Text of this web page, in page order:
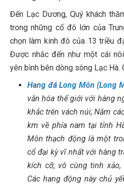
Đến Lạc Dương, Quý khách
trong những cố đô lớn của
chọn làm kinh đô của 13 triều
Được nhắc đến như một cái
yên bình bên dòng sông Lạc Hà.
Hang đá Long Môn (Long
văn hóa thế giới với hàng
khắc trên vách núi; Nằm
km về phía nam tại tỉnh
Môn thạch động là một
cổ đại kỳ vĩ nhất với hàng
kích cỡ, vô cùng tinh
Các hang động này chủ